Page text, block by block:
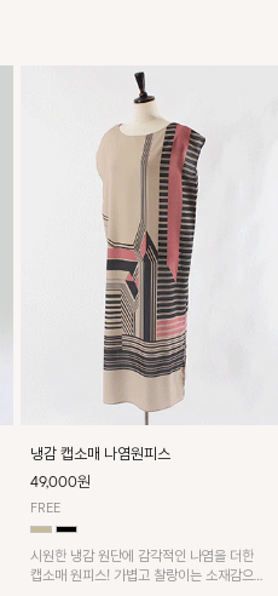
냉감 캡소매 나염원피스
49,000원
FREE
시원한 냉감 원단에 감각적인 나염을 더한
캡소매 원피스! 가볍고 찰랑이는 소재감으로